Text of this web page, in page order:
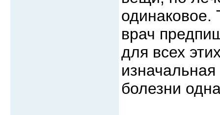
одинаковое.
врач
для всех
болезни